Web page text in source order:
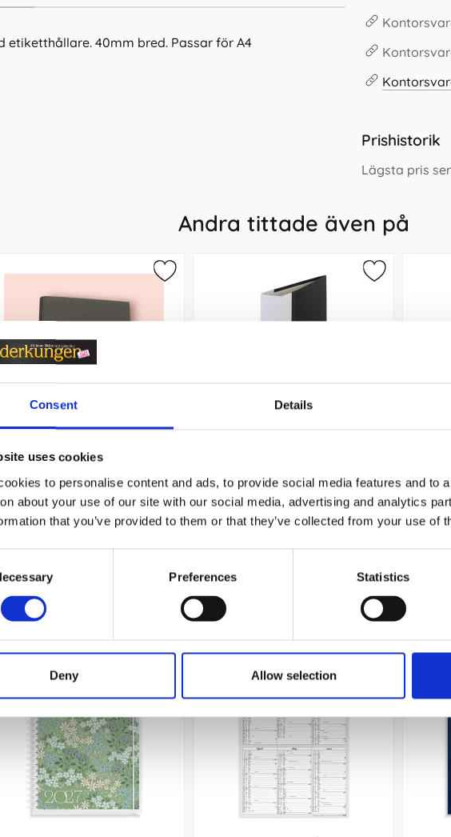
Consent Details
uses cookies
to personalise content and ads, to provide social media features and to
about your use of our site with our social media, advertising and analytics
that you’ve provided to them or that they’ve collected from your use of
Preferences Statistics
Deny Allow selection
40mm bred. Passar för A4
Prishistorik
Lägsta pris
Andra tittade även på
Ringpärm / Fotopärm Gothia
169 kr/st
Köp
49 kr/st
Köp
Andra köpte även